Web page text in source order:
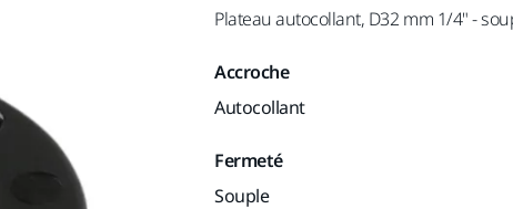
Plateau autocollant, D32 mm 1/4" -
Accroche
Autocollant
Fermeté
Souple